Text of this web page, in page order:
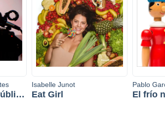
Isabelle Junot
Eat Girl
Pablo
El frío